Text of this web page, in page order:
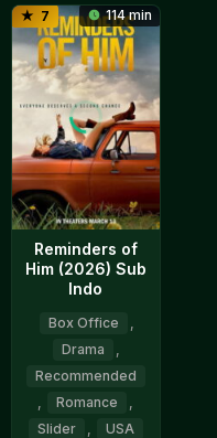
7 114 min
Reminders of
Him (2026) Sub
Indo
Box Office
Drama
Recommended
Romance
Slider
USA